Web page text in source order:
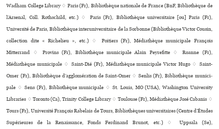
Wadham College Library ♢ Paris (Fr), Bibliothèque nationale de France (BnF, Bibliothèque de
l’Arsenal, Coll. Rothschild, etc.) ♢ Paris (Fr), Bibliothèque uni­ver­si­taire [ou] Paris (Fr),
Université de Paris, Bibliothèque inte­ru­ni­ver­si­taire de la Sorbonne (Bibliothèque Victor Cousin,
collection dite « Richelieu », etc.) ♢ Poitiers (Fr), Médiathèque muni­ci­pale François
Mitterrand ♢ Provins (Fr), Bibliothèque muni­ci­pale Alain Peyrefitte ♢ Roanne (Fr),
Médiathèque muni­ci­pale ♢ Saint-Dié (Fr), Médiathèque muni­ci­pale Victor Hugo ♢ Saint-
Omer (Fr), Bibliothèque d’agglo­mé­ra­tion de Saint-Omer ♢ Senlis (Fr), Bibliothèque muni­ci­
pale ♢ Sens (Fr), Bibliothèque muni­ci­pale ♢ St. Louis, MO (USA), Washington University
Libraries ♢ Toronto (Ca), Trinity College Library ♢ Toulouse (Fr), Médiathèque José Cabanis ♢
Tours (Fr), Université François Rabelais de Tours, Bibliothèques uni­ver­si­tai­res (Centre d’Études
Supérieures de la Renaissance, Fonds Ferdinand Brunot, etc.) ♢ Uppsala (Se),